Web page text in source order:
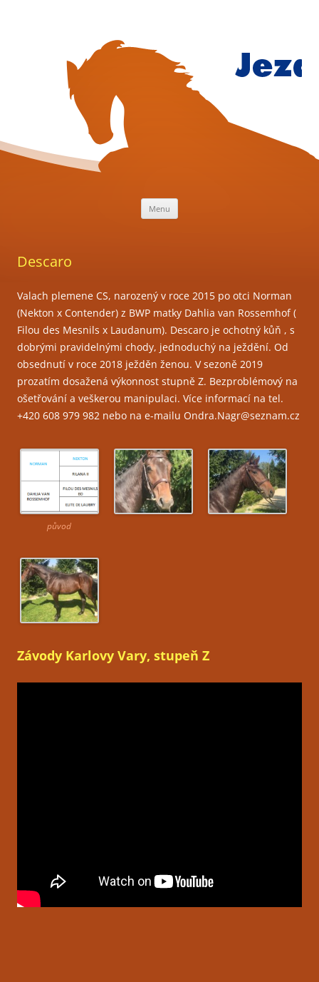
klub
Menu
Descaro
Valach plemene CS, narozený v roce 2015 po otci Norman
(Nekton x Contender) z BWP matky Dahlia van Rossemhof (
Filou des Mesnils x Laudanum). Descaro je ochotný kůň , s
dobrými pravidelnými chody, jednoduchý na ježdění. Od
obsednutí v roce 2018 ježděn ženou. V sezoně 2019
prozatím dosažená výkonnost stupně Z. Bezproblémový na
ošetřování a veškerou manipulaci. Více informací na tel.
+420 608 979 982 nebo na e-mailu Ondra.Nagr@seznam.cz
původ
Závody Karlovy Vary, stupeň Z